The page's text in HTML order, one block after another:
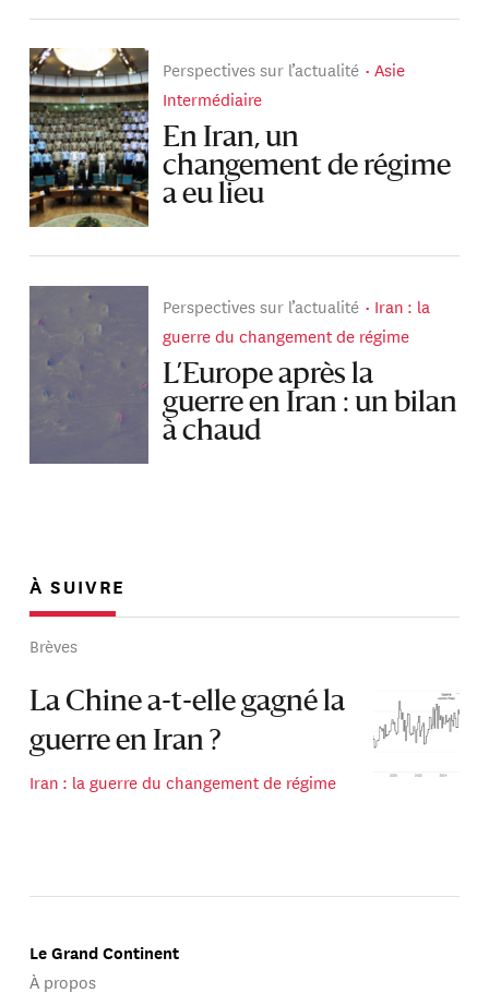
Perspectives sur l’actualité
Asie
Intermédiaire
En Iran, un
changement de régime
a eu lieu
Perspectives sur l’actualité
Iran : la
guerre du changement de régime
L’Europe après la
guerre en Iran : un bilan
à chaud
À SUIVRE
Brèves
La Chine a-t-elle gagné la
guerre en Iran ?
Iran : la guerre du changement de régime
Le Grand Continent
À propos